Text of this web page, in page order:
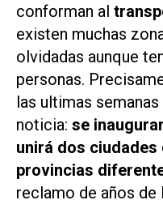
conforman al
existen muchas
olvidadas aunque
personas.
las ultimas
noticia: se
unirá dos ciudades
provincias
reclamo de años de